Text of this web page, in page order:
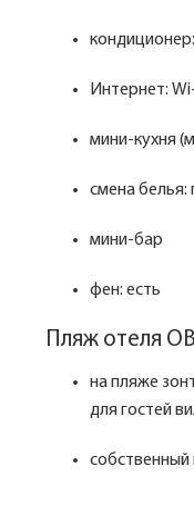
Интернет:
мини-кухня
смена белья:
мини-бар
фен: есть
Пляж отеля
на пляже
для гостей
собственный